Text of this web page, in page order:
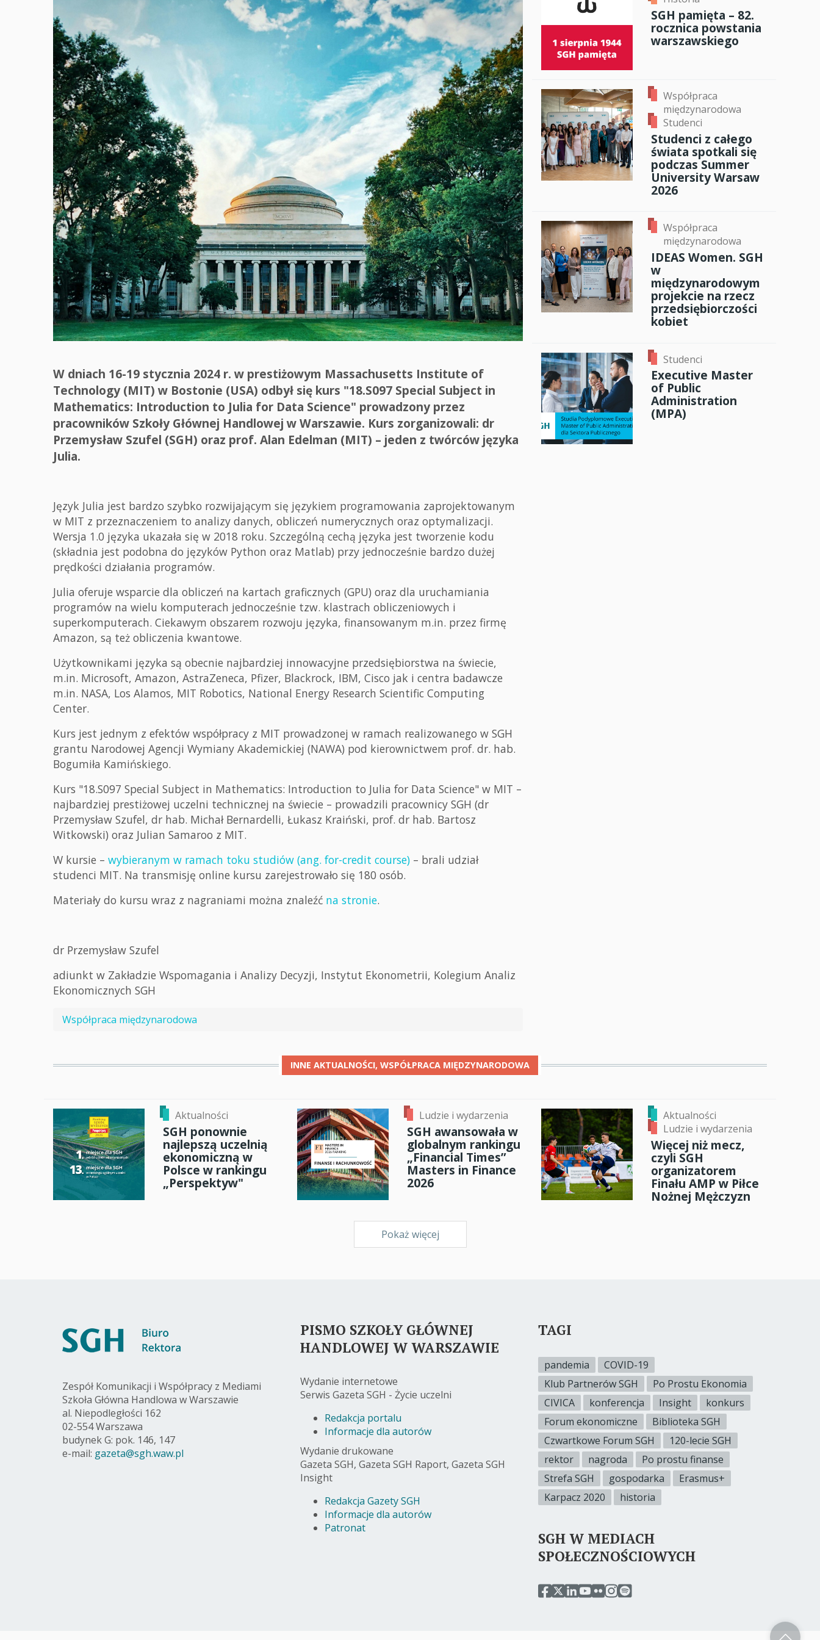
Studenci i doktoranci
Absolwenci
Współpraca międzynarodowa
Współpraca z otoczeniem
Sport
Historia
Wspomnienia
W dniach 16-19 stycznia 2024 r. w prestiżowym Massachusetts Institute of
Technology (MIT) w Bostonie (USA) odbył się kurs "18.S097 Special Subject in
Mathematics: Introduction to Julia for Data Science" prowadzony przez
pracowników Szkoły Głównej Handlowej w Warszawie. Kurs zorganizowali: dr
Przemysław Szufel (SGH) oraz prof. Alan Edelman (MIT) – jeden z twórców języka
Julia.
Język Julia jest bardzo szybko rozwijającym się językiem programowania zaprojektowanym
w MIT z przeznaczeniem to analizy danych, obliczeń numerycznych oraz optymalizacji.
Wersja 1.0 języka ukazała się w 2018 roku. Szczególną cechą języka jest tworzenie kodu
(składnia jest podobna do języków Python oraz Matlab) przy jednocześnie bardzo dużej
prędkości działania programów.
Julia oferuje wsparcie dla obliczeń na kartach graficznych (GPU) oraz dla uruchamiania
programów na wielu komputerach jednocześnie tzw. klastrach obliczeniowych i
superkomputerach. Ciekawym obszarem rozwoju języka, finansowanym m.in. przez firmę
Amazon, są też obliczenia kwantowe.
Użytkownikami języka są obecnie najbardziej innowacyjne przedsiębiorstwa na świecie,
m.in. Microsoft, Amazon, AstraZeneca, Pfizer, Blackrock, IBM, Cisco jak i centra badawcze
m.in. NASA, Los Alamos, MIT Robotics, National Energy Research Scientific Computing
Center.
Kurs jest jednym z efektów współpracy z MIT prowadzonej w ramach realizowanego w SGH
grantu Narodowej Agencji Wymiany Akademickiej (NAWA) pod kierownictwem prof. dr. hab.
Bogumiła Kamińskiego.
Kurs "18.S097 Special Subject in Mathematics: Introduction to Julia for Data Science" w MIT –
najbardziej prestiżowej uczelni technicznej na świecie – prowadzili pracownicy SGH (dr
Przemysław Szufel, dr hab. Michał Bernardelli, Łukasz Kraiński, prof. dr hab. Bartosz
Witkowski) oraz Julian Samaroo z MIT.
W kursie – wybieranym w ramach toku studiów (ang. for-credit course) – brali udział
studenci MIT. Na transmisję online kursu zarejestrowało się 180 osób.
Materiały do kursu wraz z nagraniami można znaleźć na stronie.
dr Przemysław Szufel
adiunkt w Zakładzie Wspomagania i Analizy Decyzji, Instytut Ekonometrii, Kolegium Analiz
Ekonomicznych SGH
Współpraca międzynarodowa
SGH pamięta – 82.
rocznica powstania
warszawskiego
Współpraca
międzynarodowa
Studenci
Studenci z całego
świata spotkali się
podczas Summer
University Warsaw
2026
Współpraca
międzynarodowa
IDEAS Women. SGH
w
międzynarodowym
projekcie na rzecz
przedsiębiorczości
kobiet
Studenci
Executive Master
of Public
Administration
(MPA)
INNE AKTUALNOŚCI, WSPÓŁPRACA MIĘDZYNARODOWA
Aktualności
SGH ponownie
najlepszą uczelnią
ekonomiczną w
Polsce w rankingu
„Perspektyw"
Ludzie i wydarzenia
SGH awansowała w
globalnym rankingu
„Financial Times”
Masters in Finance
2026
Aktualności
Ludzie i wydarzenia
Więcej niż mecz,
czyli SGH
organizatorem
Finału AMP w Piłce
Nożnej Mężczyzn
Pokaż więcej
Zespół Komunikacji i Współpracy z Mediami
Szkoła Główna Handlowa w Warszawie
al. Niepodległości 162
02-554 Warszawa
budynek G: pok. 146, 147
e-mail: gazeta@sgh.waw.pl
PISMO SZKOŁY GŁÓWNEJ
HANDLOWEJ W WARSZAWIE
Wydanie internetowe
Serwis Gazeta SGH - Życie uczelni
Redakcja portalu
Informacje dla autorów
Wydanie drukowane
Gazeta SGH, Gazeta SGH Raport, Gazeta SGH
Insight
Redakcja Gazety SGH
Informacje dla autorów
Patronat
TAGI
pandemia
COVID-19
Klub Partnerów SGH
Po Prostu Ekonomia
CIVICA
konferencja Insight
konkurs
Forum ekonomiczne
Biblioteka SGH
Czwartkowe Forum SGH
120-lecie SGH
rektor
nagroda
Po prostu finanse
Strefa SGH
gospodarka
Erasmus+
Karpacz 2020
historia
SGH W MEDIACH
SPOŁECZNOŚCIOWYCH
przejdź
przejdź
przejdź
przejdź
przejdź
przejdźprzejdź